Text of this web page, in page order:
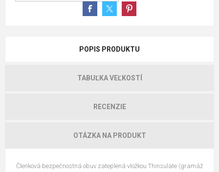
POPIS PRODUKTU
TABUĽKA VEĽKOSTÍ
RECENZIE
OTÁZKA NA PRODUKT
Členková bezpečnostná obuv zateplená vložkou Thinsulate (gramáž